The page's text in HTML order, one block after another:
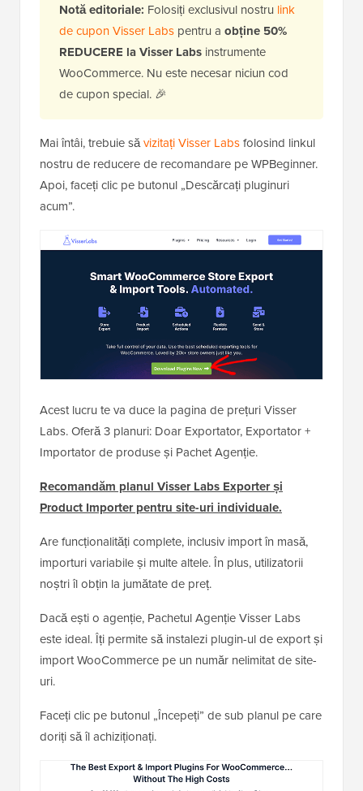
Notă editoriale: Folosiți exclusivul nostru link
de cupon Visser Labs pentru a obține 50%
REDUCERE la Visser Labs instrumente
WooCommerce. Nu este necesar niciun cod
de cupon special. 🎉
Mai întâi, trebuie săvizitați Visser Labsfolosind linkul
nostru de reducere de recomandare pe WPBeginner.
Apoi, faceți clic pe butonul „Descărcați pluginuri
acum”.
Acest lucru te va duce la pagina de prețuri Visser
Labs. Oferă 3 planuri: Doar Exportator, Exportator +
Importator de produse și Pachet Agenție.
Recomandăm planul Visser Labs Exporter și
Product Importer pentru site-uri individuale.
Are funcționalități complete, inclusiv import în masă,
importuri variabile și multe altele. În plus, utilizatorii
noștri îl obțin la jumătate de preț.
Dacă ești o agenție, Pachetul Agenție Visser Labs
este ideal. Îți permite să instalezi plugin-ul de export și
import WooCommerce pe un număr nelimitat de site-
uri.
Faceți clic pe butonul „Începeți” de sub planul pe care
doriți să îl achiziționați.